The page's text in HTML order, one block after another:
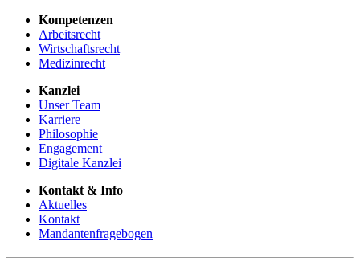
Kompetenzen
Arbeitsrecht
Wirtschaftsrecht
Medizinrecht
Kanzlei
Unser Team
Karriere
Philosophie
Engagement
Digitale Kanzlei
Kontakt & Info
Aktuelles
Kontakt
Mandantenfragebogen